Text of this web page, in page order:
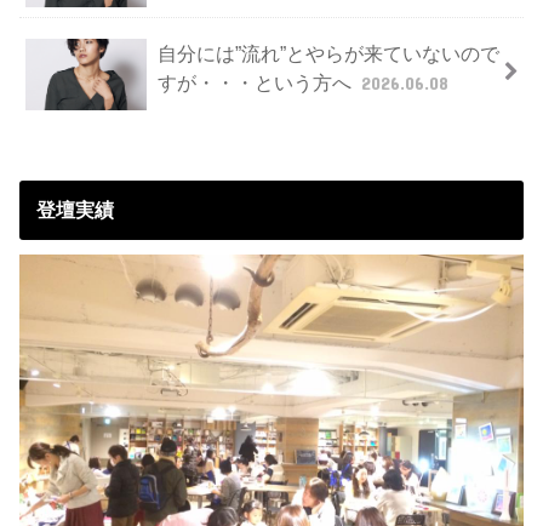
自分には”流れ”とやらが来ていないので
すが・・・という方へ 2026.06.08
登壇実績